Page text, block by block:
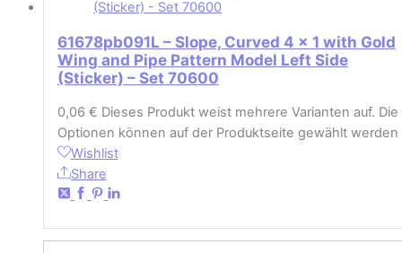
61678pb091L – Slope, Curved 4 x 1 with Gold
Wing and Pipe Pattern Model Left Side
(Sticker) – Set 70600
0,06 € Dieses Produkt weist mehrere Varianten auf. Die
Optionen können auf der Produktseite gewählt werden
Wishlist
Share